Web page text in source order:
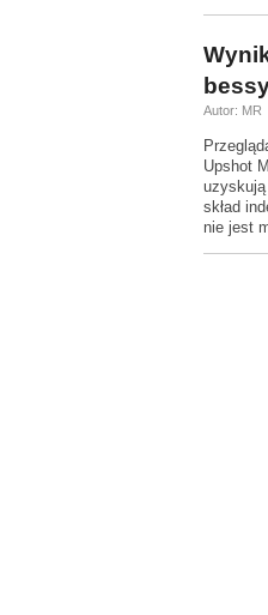
Autor: MR
Upshot
uzyskują
skład
nie jest